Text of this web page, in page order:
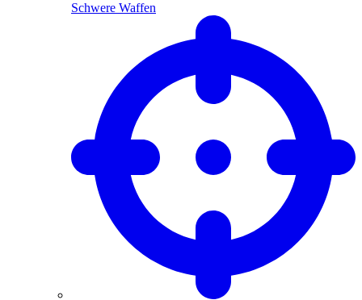
Schwere Waffen